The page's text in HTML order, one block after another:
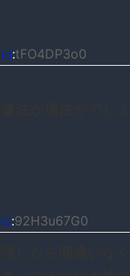
id:tFO4DP3o0
id:92H3u67G0